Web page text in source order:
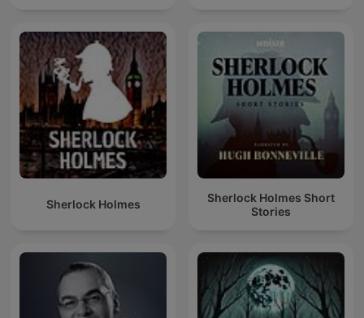
Sherlock Holmes
Sherlock Holmes Short
Stories